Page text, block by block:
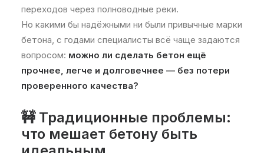
переходов через полноводные реки.
Но какими бы надёжными ни были привычные марки
бетона, с годами специалисты всё чаще задаются
вопросом: можно ли сделать бетон ещё
прочнее, легче и долговечнее — без потери
проверенного качества?
🚧 Традиционные проблемы:
что мешает бетону быть